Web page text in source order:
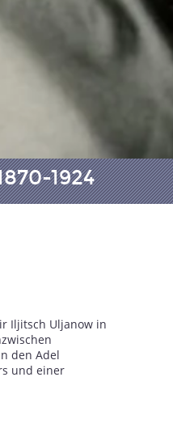
1924
Iljitsch Uljanow in
den Adel
und einer